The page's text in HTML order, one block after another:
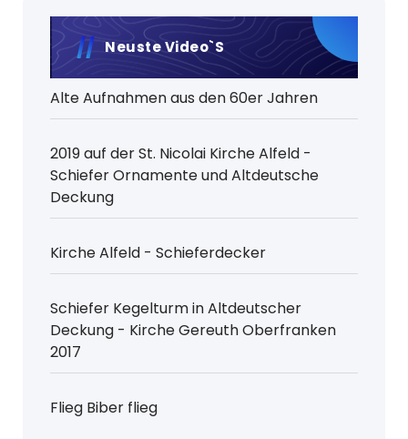
Neuste Video`s
Alte Aufnahmen aus den 60er Jahren
2019 auf der St. Nicolai Kirche Alfeld -
Schiefer Ornamente und Altdeutsche
Deckung
Kirche Alfeld - Schieferdecker
Schiefer Kegelturm in Altdeutscher
Deckung - Kirche Gereuth Oberfranken
2017
Flieg Biber flieg